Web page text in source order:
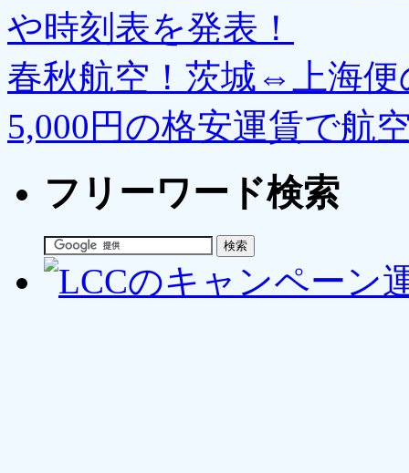
や時刻表を発表！
春秋航空！茨城⇔上海
5,000円の格安運賃で航
フリーワード検索